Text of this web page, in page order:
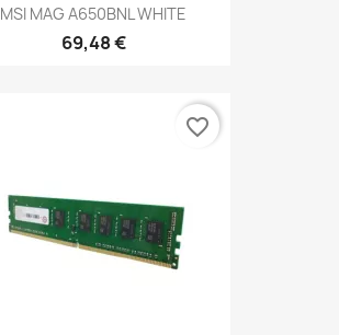
MSI MAG A650BNL WHITE
69,48 €
favorite_border